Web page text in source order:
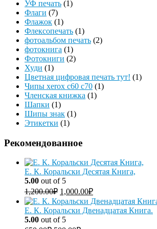
УФ печать (1)
Флаги (7)
Флажок (1)
Флексопечать (1)
фотоальбом печать (2)
фотокнига (1)
Фотокниги (2)
Худи (1)
Цветная цифровая печать тут! (1)
Чипы xerox c60 c70 (1)
Членская книжка (1)
Шапки (1)
Шипы знак (1)
Этикетки (1)
Рекомендованное
Е. К. Коральски Десятая Книга,
5.00 out of 5
1,200.00₽ 1,000.00₽
Е. К. Коральски Двенадцатая Книга.
5.00 out of 5